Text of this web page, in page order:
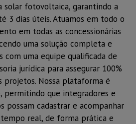
solar fotovoltaica, garantindo a
3 dias úteis. Atuamos em todo o
em todas as concessionárias
uma solução completa e
com uma equipe qualificada de
jurídica para assegurar 100%
projetos. Nossa plataforma é
que integradores e
possam cadastrar e acompanhar
real, de forma prática e